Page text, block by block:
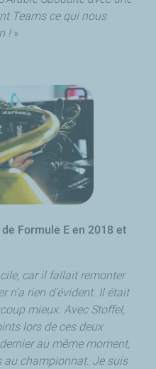
Teams ce qui nous
!»
Formule E en 2018 et
car il fallait remonter
n’a rien d’évident. Il était
mieux. Avec Stoffel,
lors de ces deux
au même moment,
au championnat. Je suis